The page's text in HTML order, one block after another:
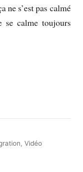
ne s’est pas calmé
calme toujours
, Vidéo